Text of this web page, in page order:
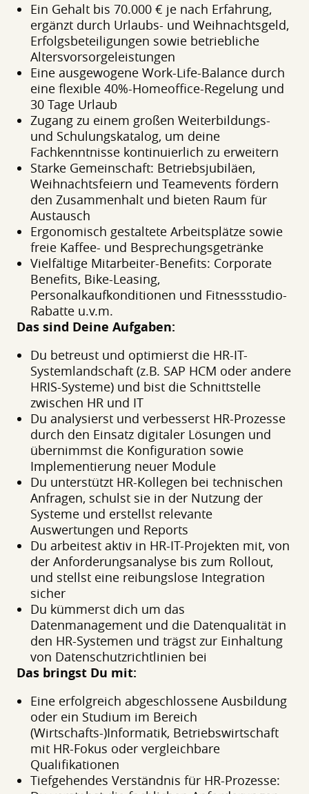
Ein Gehalt bis 70.000 € je nach Erfahrung,
ergänzt durch Urlaubs- und Weihnachtsgeld,
Erfolgsbeteiligungen sowie betriebliche
Altersvorsorgeleistungen
Eine ausgewogene Work-Life-Balance durch
eine flexible 40%-Homeoffice-Regelung und
30 Tage Urlaub
Zugang zu einem großen Weiterbildungs-
und Schulungskatalog, um deine
Fachkenntnisse kontinuierlich zu erweitern
Starke Gemeinschaft: Betriebsjubiläen,
Weihnachtsfeiern und Teamevents fördern
den Zusammenhalt und bieten Raum für
Austausch
Ergonomisch gestaltete Arbeitsplätze sowie
freie Kaffee- und Besprechungsgetränke
Vielfältige Mitarbeiter-Benefits: Corporate
Benefits, Bike-Leasing,
Personalkaufkonditionen und Fitnessstudio-
Rabatte u.v.m.
Das sind Deine Aufgaben:
Du betreust und optimierst die HR-IT-
Systemlandschaft (z.B. SAP HCM oder andere
HRIS-Systeme) und bist die Schnittstelle
zwischen HR und IT
Du analysierst und verbesserst HR-Prozesse
durch den Einsatz digitaler Lösungen und
übernimmst die Konfiguration sowie
Implementierung neuer Module
Du unterstützt HR-Kollegen bei technischen
Anfragen, schulst sie in der Nutzung der
Systeme und erstellst relevante
Auswertungen und Reports
Du arbeitest aktiv in HR-IT-Projekten mit, von
der Anforderungsanalyse bis zum Rollout,
und stellst eine reibungslose Integration
sicher
Du kümmerst dich um das
Datenmanagement und die Datenqualität in
den HR-Systemen und trägst zur Einhaltung
von Datenschutzrichtlinien bei
Das bringst Du mit:
Eine erfolgreich abgeschlossene Ausbildung
oder ein Studium im Bereich
(Wirtschafts-)Informatik, Betriebswirtschaft
mit HR-Fokus oder vergleichbare
Qualifikationen
Tiefgehendes Verständnis für HR-Prozesse: